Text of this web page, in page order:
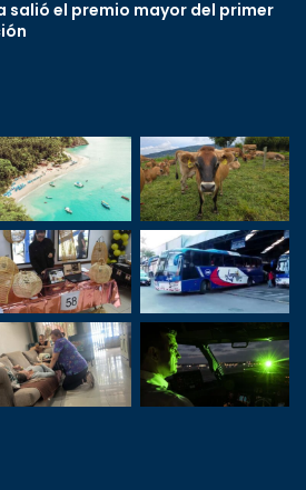
salió el premio mayor del primer